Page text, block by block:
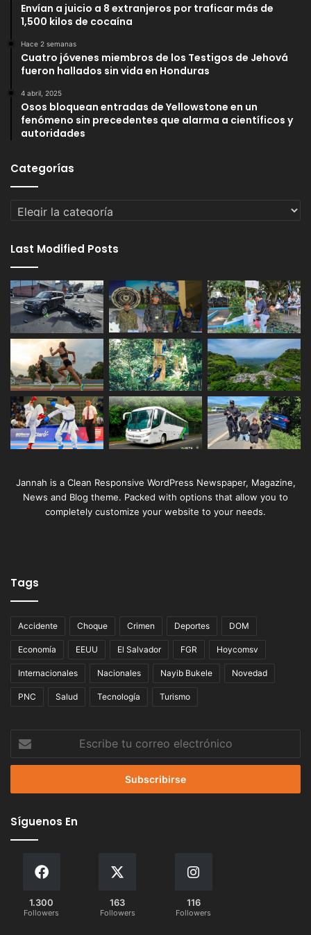
Envían a juicio a 8 extranjeros por traficar más de
1,500 kilos de cocaína
Hace 2 semanas
Cuatro jóvenes miembros de los Testigos de Jehová
fueron hallados sin vida en Honduras
4 abril, 2025
Osos bloquean entradas de Yellowstone en un
fenómeno sin precedentes que alarma a científicos y
autoridades
Categorías
Categorías
Last Modified Posts
Jannah is a Clean Responsive WordPress Newspaper, Magazine,
News and Blog theme. Packed with options that allow you to
completely customize your website to your needs.
Tags
Accidente Choque Crimen Deportes DOM
Economía EEUU El Salvador FGR Hoycomsv
Internacionales Nacionales Nayib Bukele Novedad
PNC Salud Tecnología Turismo
tu
correo
Síguenos En
1.300
Followers
163
Followers
116
Followers